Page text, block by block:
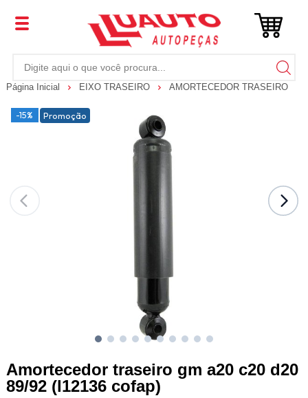
Página Inicial EIXO TRASEIRO AMORTECEDOR TRASEIRO
-15% Promoção
Amortecedor traseiro gm a20 c20 d20
89/92 (l12136 cofap)